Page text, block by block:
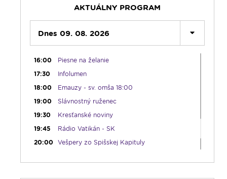
AKTUÁLNY PROGRAM
Dnes 09. 08. 2026
Vyznania
milosrdenstva
15:30
Svetlo nádeje
16:00
Piesne na želanie
17:30
Infolumen
18:00
Emauzy - sv. omša 18:00
19:00
Slávnostný ruženec
19:30
Kresťanské noviny
19:45
Rádio Vatikán - SK
20:00
Vešpery zo Spišskej Kapituly